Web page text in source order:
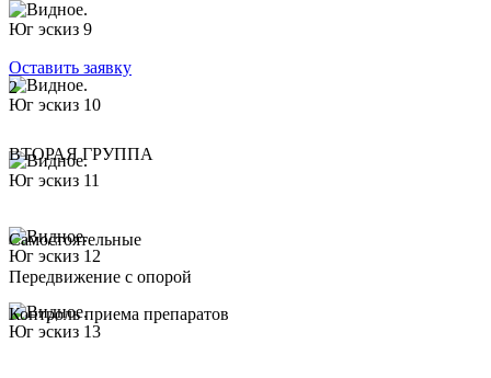
Оставить заявку
2
ВТОРАЯ ГРУППА
Самостоятельные
Передвижение с опорой
Контроль приема препаратов